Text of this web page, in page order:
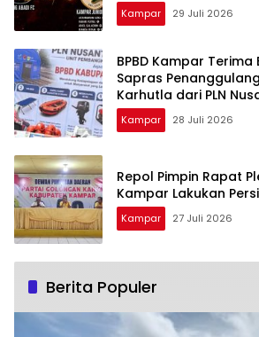
Kampar 29 Juli 2026
BPBD Kampar Terima
Sapras
Karhutla dari PLN
Kampar 28 Juli 2026
Repol Pimpin Rapat
Kampar Lakukan
Kampar 27 Juli 2026
Berita Populer